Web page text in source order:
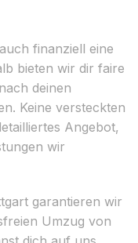
finanziell eine
bieten wir dir faire
deinen
Keine versteckten
Angebot,
wir
garantieren wir
Umzug von